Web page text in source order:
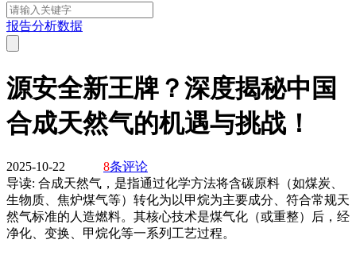
报告分析数据
源安全新王牌？深度揭秘中国
合成天然气的机遇与挑战！
2025-10-22 8条评论
导读: 合成天然气，是指通过化学方法将含碳原料（如煤炭、
生物质、焦炉煤气等）转化为以甲烷为主要成分、符合常规天
然气标准的人造燃料。其核心技术是煤气化（或重整）后，经
净化、变换、甲烷化等一系列工艺过程。